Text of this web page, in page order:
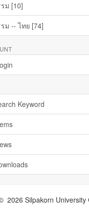
ม [10]
ม -- ไทย [74]
Keyword
2026 Silpakorn University